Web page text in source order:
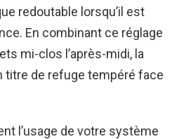
redoutable lorsqu’il est
En combinant ce réglage
mi-clos l’après-midi, la
titre de refuge tempéré face
l’usage de votre système